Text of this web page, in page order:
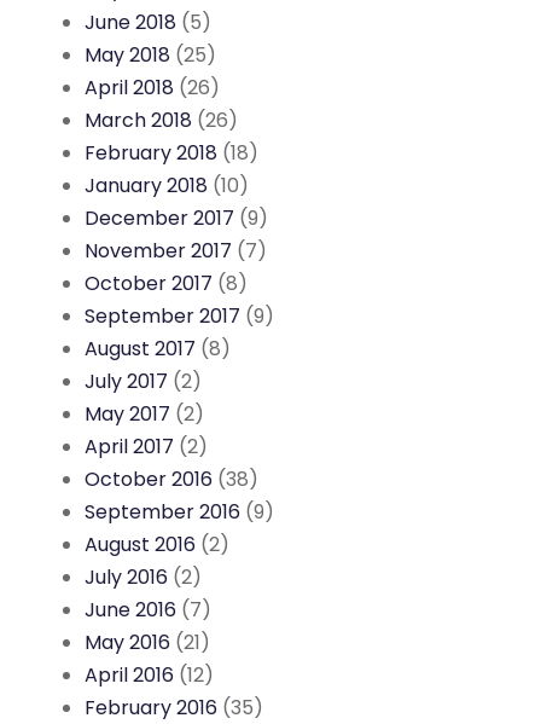
June 2018 (5)
May 2018 (25)
April 2018 (26)
March 2018 (26)
February 2018 (18)
January 2018 (10)
December 2017 (9)
November 2017 (7)
October 2017 (8)
September 2017 (9)
August 2017 (8)
July 2017 (2)
May 2017 (2)
April 2017 (2)
October 2016 (38)
September 2016 (9)
August 2016 (2)
July 2016 (2)
June 2016 (7)
May 2016 (21)
April 2016 (12)
February 2016 (35)